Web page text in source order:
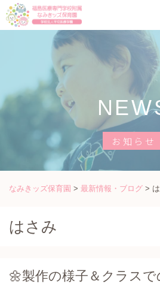
Skip
お知らせ
なみきッズ保育園 > 最新情報・ブログ >
はさみ
🌼製作の様子＆クラス